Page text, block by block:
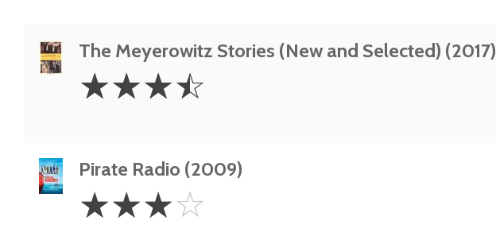
The Meyerowitz Stories (New and Selected) (2017)
3.5
Stars
☆☆☆☆
Pirate Radio (2009)
Stars
☆☆☆☆